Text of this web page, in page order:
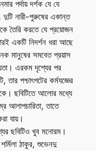
পর্দায় দর্শক যে যে
নারী-পুরুষের একান্ত
তৈরি করতে যে প্রয়োজন
একটি নিদর্শন ধরা আছে
মানুষের সমবেত প্রয়াস
এরকম দৃশ্যের পর
তার পশ্চাৎপটের কর্মযজ্ঞের
ছবিটিতে আলোর মধ্যে
আলাপচারিতা, তাতে
যায়।
ছবিটিও খুব মনোরম।
ঠাকুর, শুভেনদু